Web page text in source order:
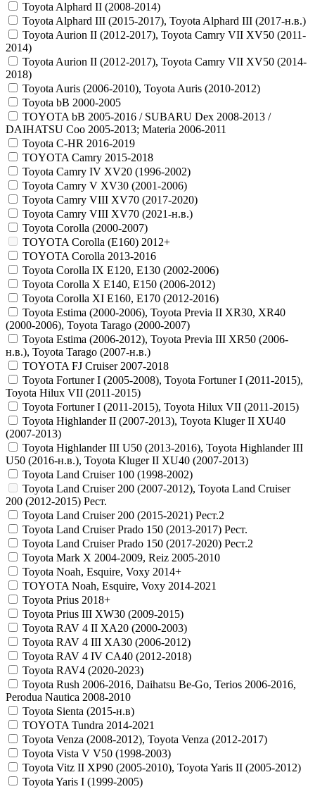
Toyota Alphard II (2008-2014)
Toyota Alphard III (2015-2017), Toyota Alphard III (2017-н.в.)
Toyota Aurion II (2012-2017), Toyota Camry VII XV50 (2011-
2014)
Toyota Aurion II (2012-2017), Toyota Camry VII XV50 (2014-
2018)
Toyota Auris (2006-2010), Toyota Auris (2010-2012)
Toyota bB 2000-2005
TOYOTA bB 2005-2016 / SUBARU Dex 2008-2013 /
DAIHATSU Coo 2005-2013; Materia 2006-2011
Toyota C-HR 2016-2019
TOYOTA Camry 2015-2018
Toyota Camry IV XV20 (1996-2002)
Toyota Camry V XV30 (2001-2006)
Toyota Camry VIII XV70 (2017-2020)
Toyota Camry VIII XV70 (2021-н.в.)
Toyota Corolla (2000-2007)
TOYOTA Corolla (E160) 2012+
TOYOTA Corolla 2013-2016
Toyota Corolla IX E120, E130 (2002-2006)
Toyota Corolla X E140, E150 (2006-2012)
Toyota Corolla XI E160, E170 (2012-2016)
Toyota Estima (2000-2006), Toyota Previa II XR30, XR40
(2000-2006), Toyota Tarago (2000-2007)
Toyota Estima (2006-2012), Toyota Previa III XR50 (2006-
н.в.), Toyota Tarago (2007-н.в.)
TOYOTA FJ Cruiser 2007-2018
Toyota Fortuner I (2005-2008), Toyota Fortuner I (2011-2015),
Toyota Hilux VII (2011-2015)
Toyota Fortuner I (2011-2015), Toyota Hilux VII (2011-2015)
Toyota Highlander II (2007-2013), Toyota Kluger II XU40
(2007-2013)
Toyota Highlander III U50 (2013-2016), Toyota Highlander III
U50 (2016-н.в.), Toyota Kluger II XU40 (2007-2013)
Toyota Land Cruiser 100 (1998-2002)
Toyota Land Cruiser 200 (2007-2012), Toyota Land Cruiser
200 (2012-2015) Рест.
Toyota Land Cruiser 200 (2015-2021) Рест.2
Toyota Land Cruiser Prado 150 (2013-2017) Рест.
Toyota Land Cruiser Prado 150 (2017-2020) Рест.2
Toyota Mark X 2004-2009, Reiz 2005-2010
Toyota Noah, Esquire, Voxy 2014+
TOYOTA Noah, Esquire, Voxy 2014-2021
Toyota Prius 2018+
Toyota Prius III XW30 (2009-2015)
Toyota RAV 4 II XA20 (2000-2003)
Toyota RAV 4 III XA30 (2006-2012)
Toyota RAV 4 IV CA40 (2012-2018)
Toyota RAV4 (2020-2023)
Toyota Rush 2006-2016, Daihatsu Be-Go, Terios 2006-2016,
Perodua Nautica 2008-2010
Toyota Sienta (2015-н.в)
TOYOTA Tundra 2014-2021
Toyota Venza (2008-2012), Toyota Venza (2012-2017)
Toyota Vista V V50 (1998-2003)
Toyota Vitz II XP90 (2005-2010), Toyota Yaris II (2005-2012)
Toyota Yaris I (1999-2005)